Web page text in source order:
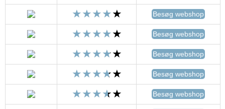
Besøg webshop
Besøg webshop
Besøg webshop
Besøg webshop
Besøg webshop